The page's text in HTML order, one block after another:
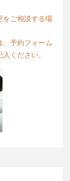
をご相談する場
予約フォーム
ください。